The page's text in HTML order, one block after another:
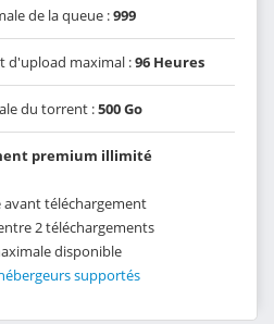
de la queue :999
d'upload maximal :96 Heures
du torrent :500 Go
premium illimité
avant téléchargement
2 téléchargements
disponible
supportés